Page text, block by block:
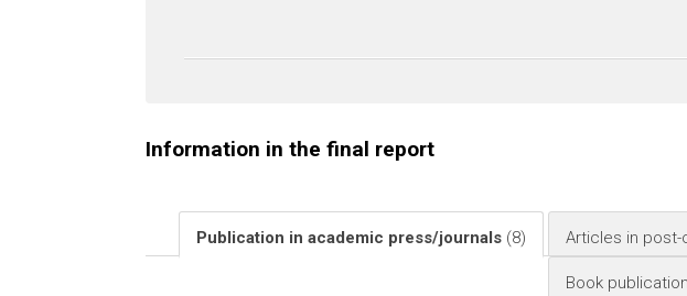
Information in the final report
Publication in academic press/journals (8) Articles in
Book